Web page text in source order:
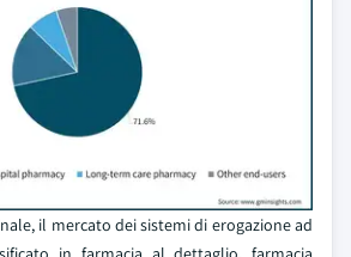
il mercato dei sistemi di erogazione ad